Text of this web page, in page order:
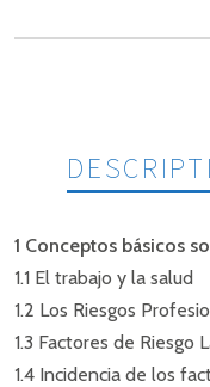
1 Conceptos básicos
1.1 El trabajo y la salud
1.2 Los Riesgos
1.3 Factores de Riesgo
1.4 Incidencia de los
No hay comentarios